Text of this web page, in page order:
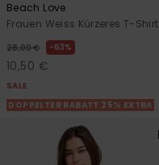
Beach Love
Frauen Weiss Kürzeres T-Shirt
28,00 € 63%
10,50 €
SALE
DOPPELTER RABATT 25% EXTRA